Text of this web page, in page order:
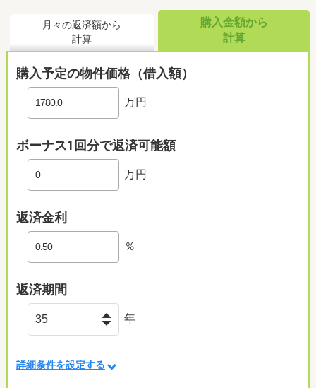
月々の返済額から
計算
購入金額から
計算
購入予定の物件価格（借入額）
万円
ボーナス1回分で返済可能額
万円
返済金利
％
返済期間
年
詳細条件を設定する